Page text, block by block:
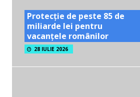
Protecție de peste 85 de
miliarde lei pentru
vacanțele românilor
28 IULIE 2026